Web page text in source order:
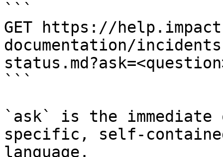
```
GET https://
documentation/
```
`ask` is the
specific, self-
language.